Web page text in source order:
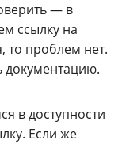
— в
ссылку на
то проблем нет.
документацию.
в доступности
Если же